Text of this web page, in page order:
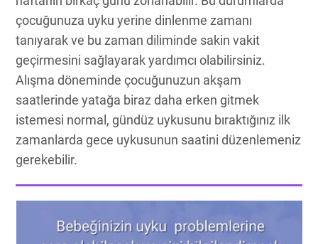
çocuğunuza uyku yerine dinlenme zamanı
tanıyarak ve bu zaman diliminde sakin vakit
geçirmesini sağlayarak yardımcı olabilirsiniz.
Alışma döneminde çocuğunuzun akşam
saatlerinde yatağa biraz daha erken gitmek
istemesi normal, gündüz uykusunu bıraktığınız ilk
zamanlarda gece uykusunun saatini düzenlemeniz
gerekebilir.